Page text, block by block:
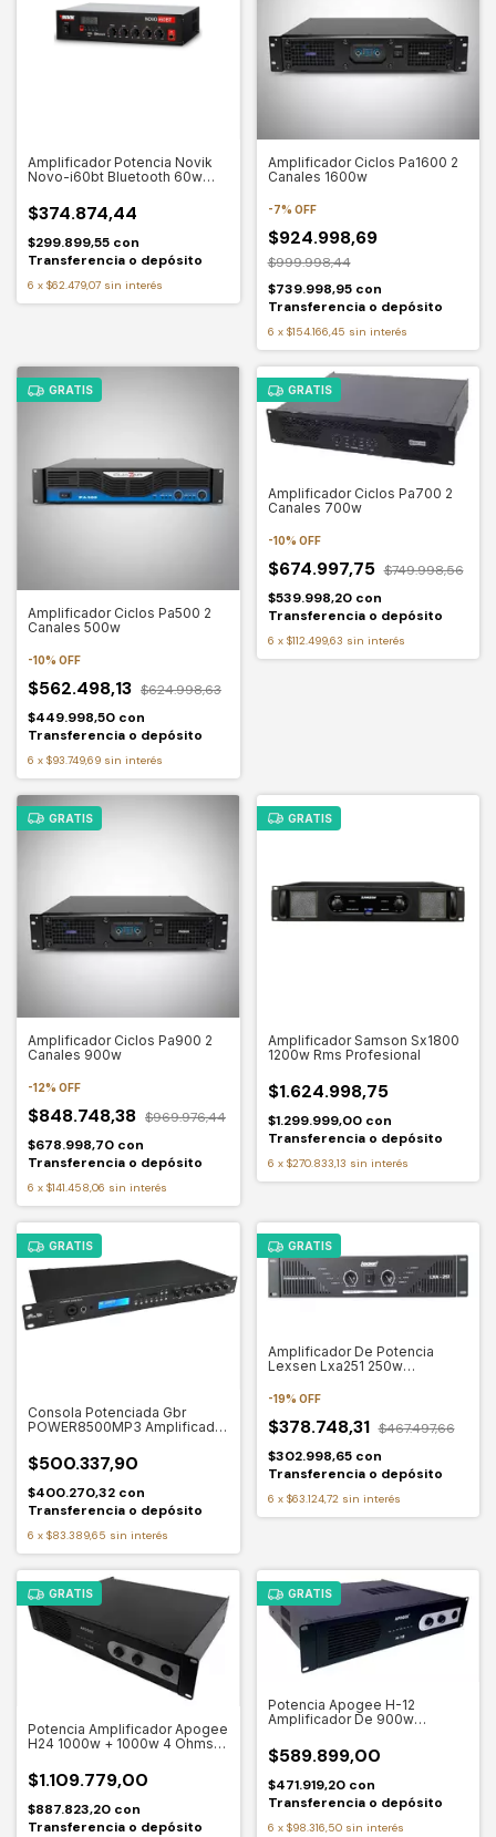
Amplificador Potencia Novik
Novo-i60bt Bluetooth 60w
Salida Rms 60 W
$374.874,44
$299.899,55 con
Transferencia o depósito
6 x $62.479,07 sin interés
Amplificador Ciclos Pa1600 2
Canales 1600w
-7% OFF
$924.998,69
$999.998,44
$739.998,95 con
Transferencia o depósito
6 x $154.166,45 sin interés
GRATIS
Amplificador Ciclos Pa500 2
Canales 500w
-10% OFF
$562.498,13 $624.998,63
$449.998,50 con
Transferencia o depósito
6 x $93.749,69 sin interés
GRATIS
Amplificador Ciclos Pa700 2
Canales 700w
-10% OFF
$674.997,75 $749.998,56
$539.998,20 con
Transferencia o depósito
6 x $112.499,63 sin interés
GRATIS
Amplificador Ciclos Pa900 2
Canales 900w
-12% OFF
$848.748,38 $969.976,44
$678.998,70 con
Transferencia o depósito
6 x $141.458,06 sin interés
GRATIS
Amplificador Samson Sx1800
1200w Rms Profesional
$1.624.998,75
$1.299.999,00 con
Transferencia o depósito
6 x $270.833,13 sin interés
GRATIS
Consola Potenciada Gbr
POWER8500MP3 Amplificado
$500.337,90
$400.270,32 con
Transferencia o depósito
6 x $83.389,65 sin interés
GRATIS
Amplificador De Potencia
Lexsen Lxa251 250w
-19% OFF
$378.748,31 $467.497,66
$302.998,65 con
Transferencia o depósito
6 x $63.124,72 sin interés
GRATIS
Potencia Amplificador Apogee
H24 1000w + 1000w 4 Ohms
De Salida Rms 1800 W
$1.109.779,00
$887.823,20 con
Transferencia o depósito
GRATIS
Potencia Apogee H-12
Amplificador De 900w
Salida Rms 900 W
$589.899,00
$471.919,20 con
Transferencia o depósito
6 x $98.316,50 sin interés